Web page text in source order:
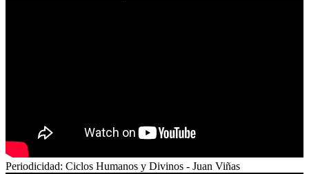
Periodicidad: Ciclos Humanos y Divinos - Juan Viñas